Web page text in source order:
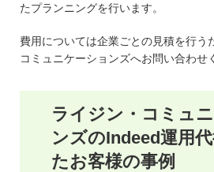
たプランニングを行います。
費用については企業ごとの見積を行う
コミュニケーションズへお問い合わせ
ライジン・コミュ
ンズのIndeed運用
たお客様の事例